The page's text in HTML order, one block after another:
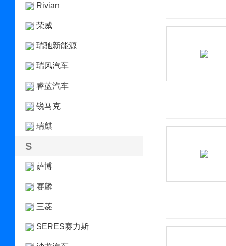
Rivian
荣威
瑞驰新能源
瑞风汽车
睿蓝汽车
锐马克
瑞麒
S
萨博
赛麟
三菱
SERES赛力斯